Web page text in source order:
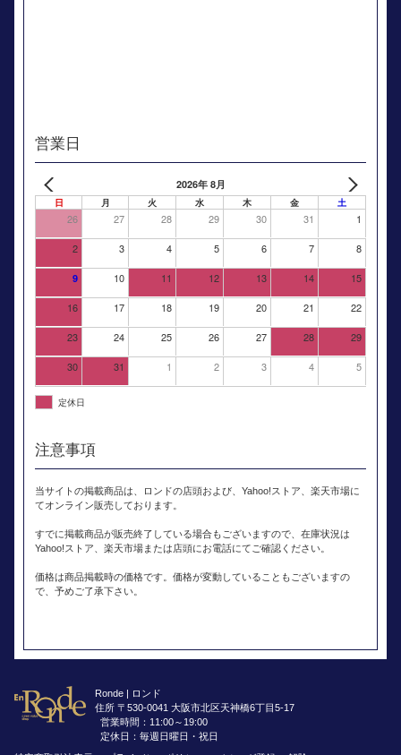
営業日
2026年 8月
日 月 火 水 木 金 土
26 27 28 29 30 31 1
2 3 4 5 6 7 8
9 10 11 12 13 14 15
16 17 18 19 20 21 22
23 24 25 26 27 28 29
30 31 1 2 3 4 5
定休日
注意事項
当サイトの掲載商品は、ロンドの店頭および、Yahoo!ストア、楽天市場に
てオンライン販売しております。
すでに掲載商品が販売終了している場合もございますので、在庫状況は
Yahoo!ストア、楽天市場または店頭にお電話にてご確認ください。
価格は商品掲載時の価格です。価格が変動していることもございますの
で、予めご了承下さい。
Ronde | ロンド
住所 〒530-0041 大阪市北区天神橋6丁目5-17
営業時間：11:00～19:00
定休日：毎週日曜日・祝日